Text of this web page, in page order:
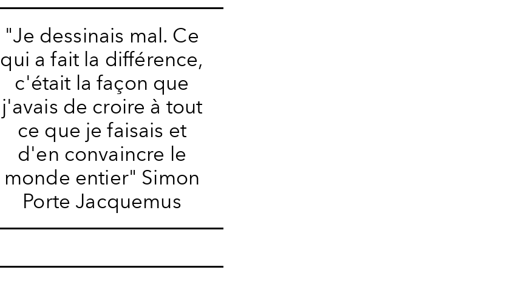
"Je dessinais mal. Ce
qui a fait la différence,
c'était la façon que
j'avais de croire à tout
ce que je faisais et
d'en convaincre le
monde entier" Simon
Porte Jacquemus